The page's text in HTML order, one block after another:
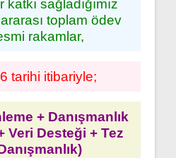
sağladığımız
toplam ödev
rakamlar,
tarihi itibariyle;
+ Danışmanlık
Veri Desteği + Tez